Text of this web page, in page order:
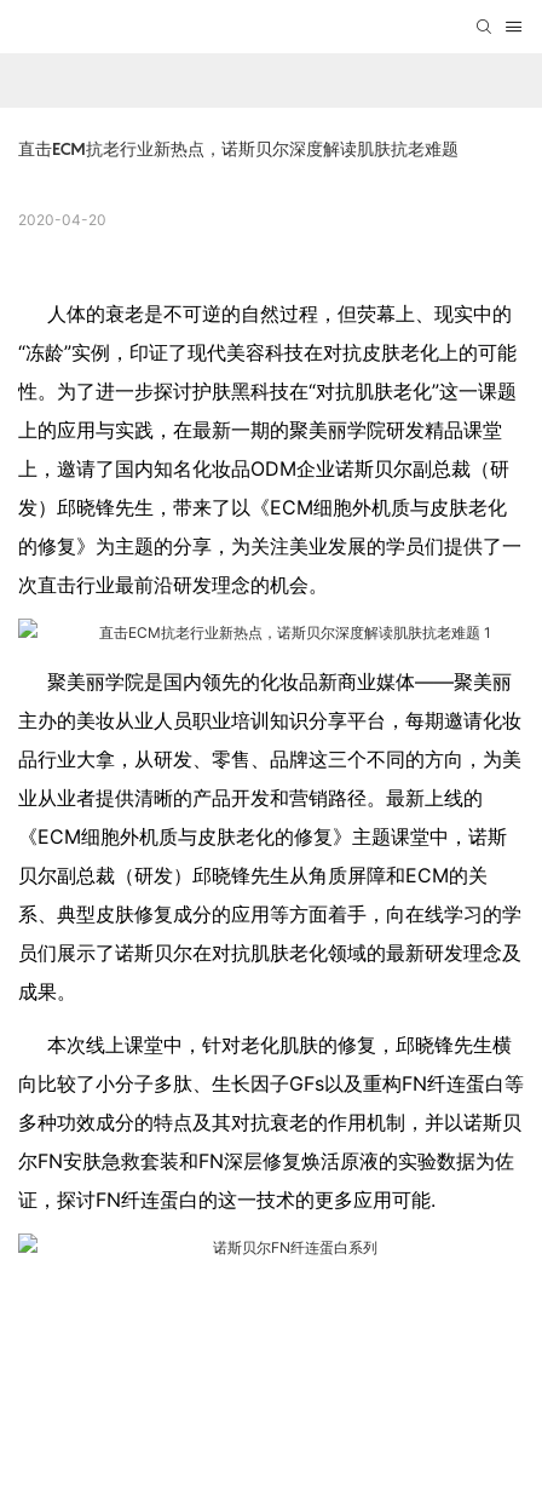
直击ECM抗老行业新热点，诺斯贝尔深度解读肌肤抗老难题
2020-04-20
人体的衰老是不可逆的自然过程，但荧幕上、现实中的
“冻龄”实例，印证了现代美容科技在对抗皮肤老化上的可能
性。为了进一步探讨护肤黑科技在“对抗肌肤老化”这一课题
上的应用与实践，在最新一期的聚美丽学院研发精品课堂
上，邀请了国内知名化妆品ODM企业诺斯贝尔副总裁（研
发）邱晓锋先生，带来了以《ECM细胞外机质与皮肤老化
的修复》为主题的分享，为关注美业发展的学员们提供了一
次直击行业最前沿研发理念的机会。
聚美丽学院是国内领先的化妆品新商业媒体——聚美丽
主办的美妆从业人员职业培训知识分享平台，每期邀请化妆
品行业大拿，从研发、零售、品牌这三个不同的方向，为美
业从业者提供清晰的产品开发和营销路径。最新上线的
《ECM细胞外机质与皮肤老化的修复》主题课堂中，诺斯
贝尔副总裁（研发）邱晓锋先生从角质屏障和ECM的关
系、典型皮肤修复成分的应用等方面着手，向在线学习的学
员们展示了诺斯贝尔在对抗肌肤老化领域的最新研发理念及
成果。
本次线上课堂中，针对老化肌肤的修复，邱晓锋先生横
向比较了小分子多肽、生长因子GFs以及重构FN纤连蛋白等
多种功效成分的特点及其对抗衰老的作用机制，并以诺斯贝
尔FN安肤急救套装和FN深层修复焕活原液的实验数据为佐
证，探讨FN纤连蛋白的这一技术的更多应用可能.